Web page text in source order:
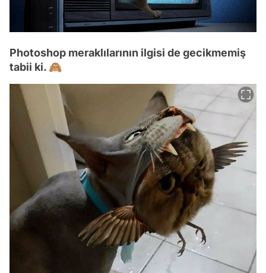
Photoshop meraklılarının ilgisi de gecikmemiş
tabii ki. 🙈